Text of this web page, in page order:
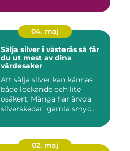
04. maj
Sälja silver i västerås så får
du ut mest av dina
värdesaker
Att sälja silver kan kännas
både lockande och lite
osäkert. Många har ärvda
silverskedar, gamla smyc...
02. maj